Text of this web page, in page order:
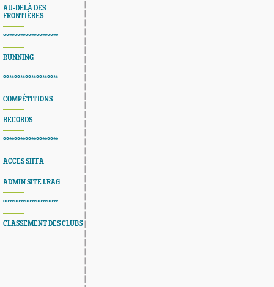
AU-DELÀ DES
FRONTIÈRES
°°**°°**°°**°°**°°**
RUNNING
°°**°°**°°**°°**°°**
COMPÉTITIONS
RECORDS
°°**°°**°°**°°**°°**
ACCES SIFFA
ADMIN SITE LRAG
°°**°°**°°**°°**°°**
CLASSEMENT DES CLUBS